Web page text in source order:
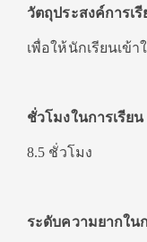
วัตถุประสงค์การเรี
เพื่อให้นักเรียนเข้า
ชั่วโมงในการเรียน
8.5 ชั่วโมง
ระดับความยากใน